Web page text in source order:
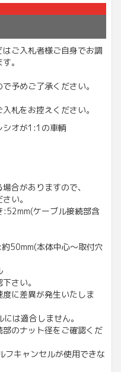
ご入札者様ご自身でお調
。
予めご了承ください。
札をお控えください。
シオが1:1の車輌
合がありますので、
い。
ケーブル接続部含
50mm(本体中心〜取付穴
さい。
に差異が発生いたしま
は適合しません。
のナット径をご確認くだ
フキャンセルが使用できな